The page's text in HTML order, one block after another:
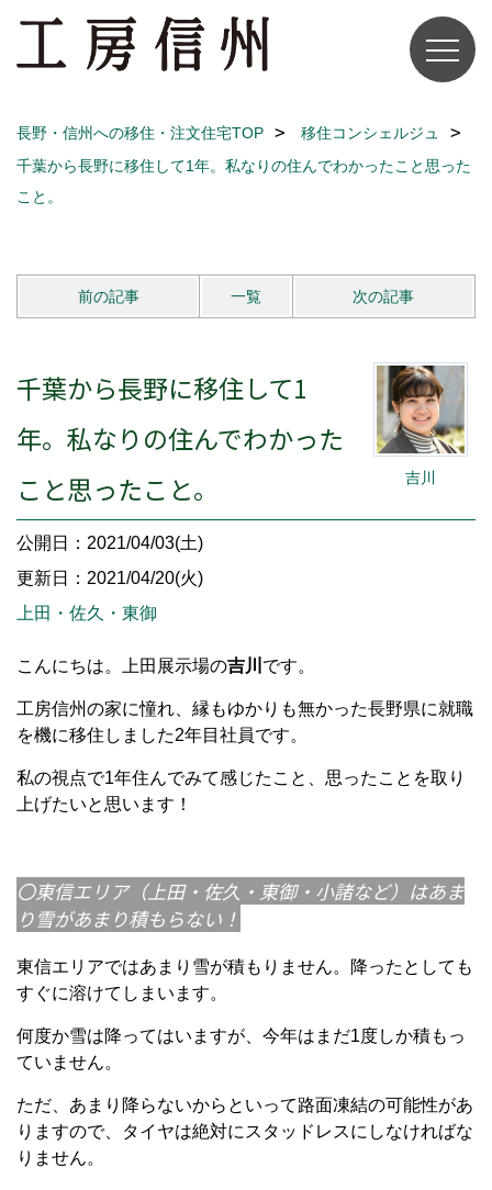
長野・信州への移住・注文住宅TOP
移住コンシェルジュ
千葉から長野に移住して1年。私なりの住んでわかったこと思った
こと。
前の記事 一覧 次の記事
吉川
千葉から長野に移住して1
年。私なりの住んでわかった
こと思ったこと。
公開日：2021/04/03(土)
更新日：2021/04/20(火)
上田・佐久・東御
こんにちは。上田展示場の吉川 です。
工房信州の家に憧れ、縁もゆかりも無かった長野県に就職
を機に移住しました2年目社員です。
私の視点で1年住んでみて感じたこと、思ったことを取り
上げたいと思います！
〇東信エリア（上田・佐久・東御・小諸など）はあま
り雪があまり積もらない！
東信エリアではあまり雪が積もりません。降ったとしても
すぐに溶けてしまいます。
何度か雪は降ってはいますが、今年はまだ1度しか積もっ
ていません。
ただ、あまり降らないからといって路面凍結の可能性があ
りますので、タイヤは絶対にスタッドレスにしなければな
りません。